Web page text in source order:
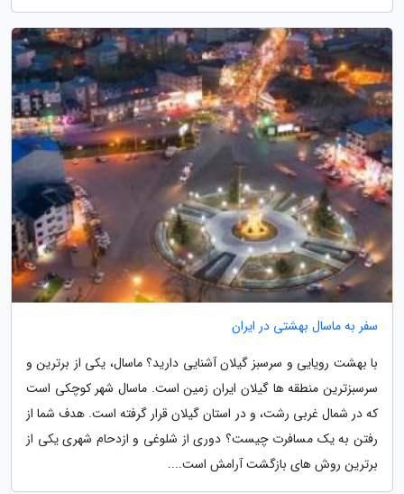
سفر به ماسال بهشتی در ایران
با بهشت رویایی و سرسبز گیلان آشنایی دارید؟ ماسال، یکی از برترین و
سرسبزترین منطقه ها گیلان ایران زمین است. ماسال شهر کوچکی است
که در شمال غربی رشت، و در استان گیلان قرار گرفته است. هدف شما از
رفتن به یک مسافرت چیست؟ دوری از شلوغی و ازدحام شهری یکی از
برترین روش های بازگشت آرامش است....